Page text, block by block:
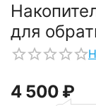
для
4 500 ₽